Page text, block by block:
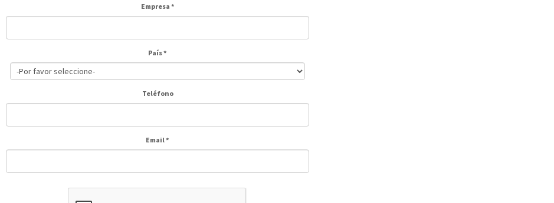
Empresa*
País*
Teléfono
Email*